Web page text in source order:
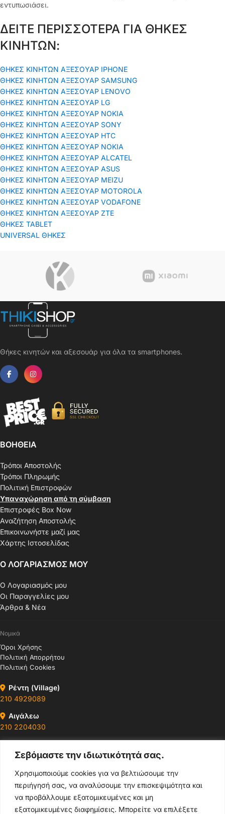
Σεβόμαστε την ιδιωτικότητά σας.
Χρησιμοποιούμε cookies για να βελτιώσουμε την
περιήγησή σας, να αναλύσουμε την επισκεψιμότητα και
να προβάλλουμε εξατομικευμένες και μη
εξατομικευμένες διαφημίσεις. Μπορείτε να επιλέξετε
εντυπωσιάσει.
ΔΕΙΤΕ ΠΕΡΙΣΣΟΤΕΡΑ ΓΙΑ ΘΗΚΕΣ
ΚΙΝΗΤΩΝ:
ΘΗΚΕΣ ΚΙΝΗΤΩΝ ΑΞΕΣΟΥΑΡ IPHONE
ΘΗΚΕΣ ΚΙΝΗΤΩΝ ΑΞΕΣΟΥΑΡ SAMSUNG
ΘΗΚΕΣ ΚΙΝΗΤΩΝ ΑΞΕΣΟΥΑΡ LENOVO
ΘΗΚΕΣ ΚΙΝΗΤΩΝ ΑΞΕΣΟΥΑΡ LG
ΘΗΚΕΣ ΚΙΝΗΤΩΝ ΑΞΕΣΟΥΑΡ ΝΟΚΙΑ
ΘΗΚΕΣ ΚΙΝΗΤΩΝ ΑΞΕΣΟΥΑΡ SONY
ΘΗΚΕΣ ΚΙΝΗΤΩΝ ΑΞΕΣΟΥΑΡ HTC
ΘΗΚΕΣ ΚΙΝΗΤΩΝ ΑΞΕΣΟΥΑΡ NOKIA
ΘΗΚΕΣ ΚΙΝΗΤΩΝ ΑΞΕΣΟΥΑΡ ALCATEL
ΘΗΚΕΣ ΚΙΝΗΤΩΝ ΑΞΕΣΟΥΑΡ ASUS
ΘΗΚΕΣ ΚΙΝΗΤΩΝ ΑΞΕΣΟΥΑΡ MEIZU
ΘΗΚΕΣ ΚΙΝΗΤΩΝ ΑΞΕΣΟΥΑΡ MOTOROLA
ΘΗΚΕΣ ΚΙΝΗΤΩΝ ΑΞΕΣΟΥΑΡ VODAFONE
ΘΗΚΕΣ ΚΙΝΗΤΩΝ ΑΞΕΣΟΥΑΡ ΖΤΕ
ΘΗΚΕΣ TABLET
UNIVERSAL ΘΗΚΕΣ
Θήκες κινητών και αξεσουάρ για όλα τα smartphones.
ΒΟΗΘΕΙΑ
Τρόποι Αποστολής
Τρόποι Πληρωμής
Πολιτική Επιστροφών
Υπαναχώρηση από τη σύμβαση
Επιστροφές Box Now
Αναζήτηση Αποστολής
Επικοινωνήστε μαζί μας
Χάρτης Ιστοσελίδας
Ο ΛΟΓΑΡΙΑΣΜΟΣ ΜΟΥ
Ο Λογαριασμός μου
Οι Παραγγελίες μου
Άρθρα & Νέα
Νομικά
Όροι Χρήσης
Πολιτική Απορρήτου
Πολιτική Cookies
Ρέντη (Village)
210 4929089
Αιγάλεω
210 2204030
210 4400147
Ωράρια & Διευθύνσεις →
210 4929089